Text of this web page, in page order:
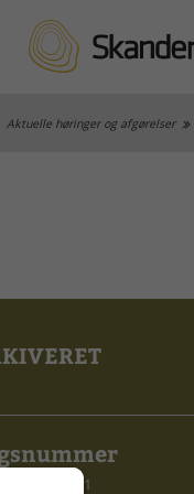
Aktuelle høringer og afgørelser
P19-51-21